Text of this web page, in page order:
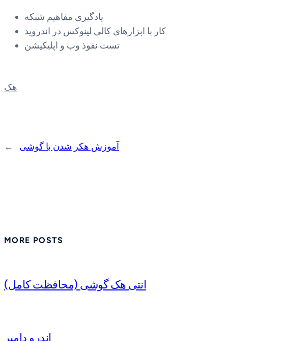
یادگیری مفاهیم شبکه
کار با ابزارهای کالی لینوکس در اندروید
تست نفوذ وب و اپلیکیشن
هک
← آموزش هکر شدن با گوشی
MORE POSTS
انتی هک گوشی (محافظت کامل)
اندرو دامپر